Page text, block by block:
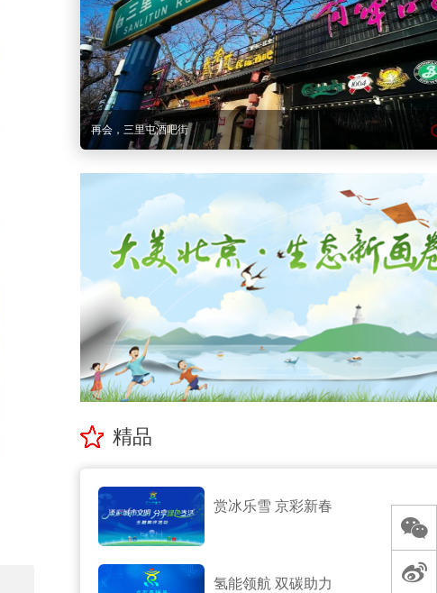
再会，三里屯酒吧街
精品
赏冰乐雪 京彩新春
氢能领航 双碳助力